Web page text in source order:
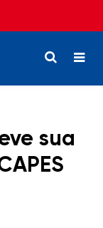
sua